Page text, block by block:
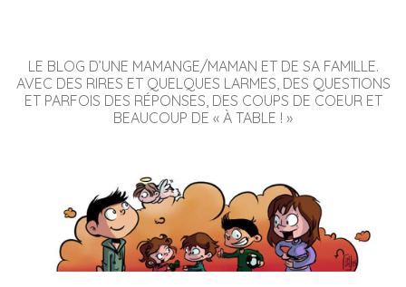
LE BLOG D’UNE MAMANGE/MAMAN ET DE SA FAMILLE.
AVEC DES RIRES ET QUELQUES LARMES, DES QUESTIONS
ET PARFOIS DES RÉPONSES, DES COUPS DE COEUR ET
BEAUCOUP DE « À TABLE ! »